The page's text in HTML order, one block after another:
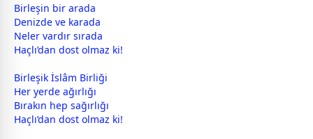
Birleşin bir arada
Denizde ve karada
Neler vardır sırada
Haçlı’dan dost olmaz ki!
Birleşik İslâm Birliği
Her yerde ağırlığı
Bırakın hep sağırlığı
Haçlı’dan dost olmaz ki!